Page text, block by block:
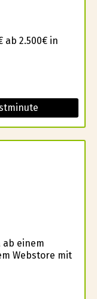
ab 2.500€ in
ab einem
Webstore mit